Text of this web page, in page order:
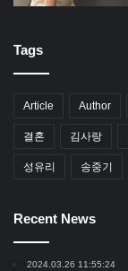
Tags
Article Author
결혼 김사랑
성유리 송중기
Recent News
2024.03.26 11:55:24